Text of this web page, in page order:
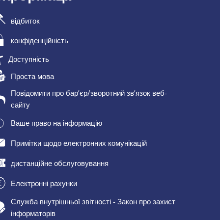
відбиток
конфіденційність
Доступність
Проста мова
Повідомити про бар’єр/зворотний зв’язок веб-
сайту
Ваше право на інформацію
Примітки щодо електронних комунікацій
дистанційне обслуговування
Електронні рахунки
Служба внутрішньої звітності - Закон про захист
інформаторів